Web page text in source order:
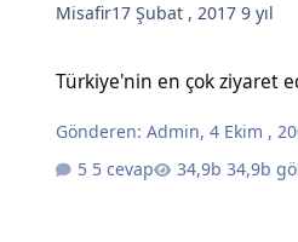
Misafir17 Şubat , 20179 yıl
Türkiye'nin en çok ziyaret
Gönderen:Admin,4 Ekim ,
5 cevap
34,9b